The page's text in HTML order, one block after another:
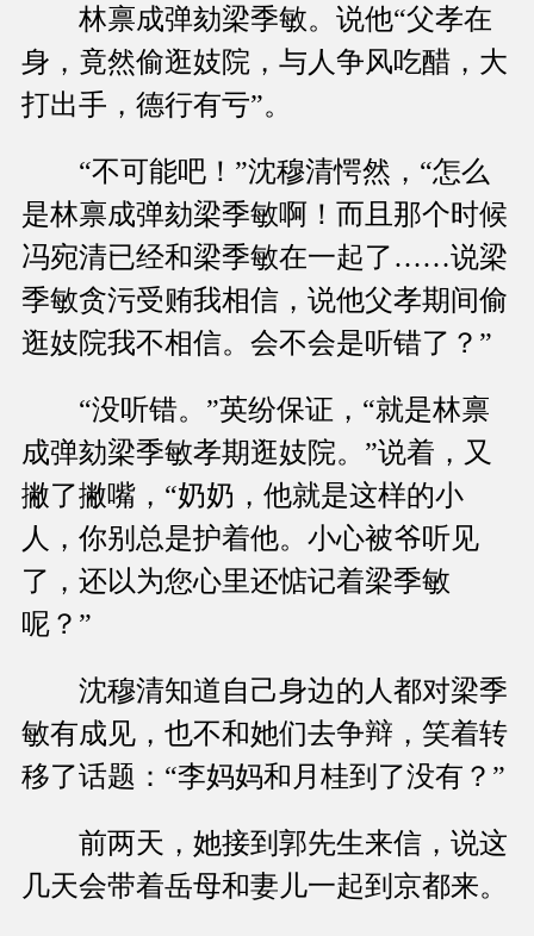
林禀成弹劾梁季敏。说他“父孝在
身，竟然偷逛妓院，与人争风吃醋，大
打出手，德行有亏”。
“不可能吧！”沈穆清愕然，“怎么
是林禀成弹劾梁季敏啊！而且那个时候
冯宛清已经和梁季敏在一起了……说梁
季敏贪污受贿我相信，说他父孝期间偷
逛妓院我不相信。会不会是听错了？”
“没听错。”英纷保证，“就是林禀
成弹劾梁季敏孝期逛妓院。”说着，又
撇了撇嘴，“奶奶，他就是这样的小
人，你别总是护着他。小心被爷听见
了，还以为您心里还惦记着梁季敏
呢？”
沈穆清知道自己身边的人都对梁季
敏有成见，也不和她们去争辩，笑着转
移了话题：“李妈妈和月桂到了没有？”
前两天，她接到郭先生来信，说这
几天会带着岳母和妻儿一起到京都来。